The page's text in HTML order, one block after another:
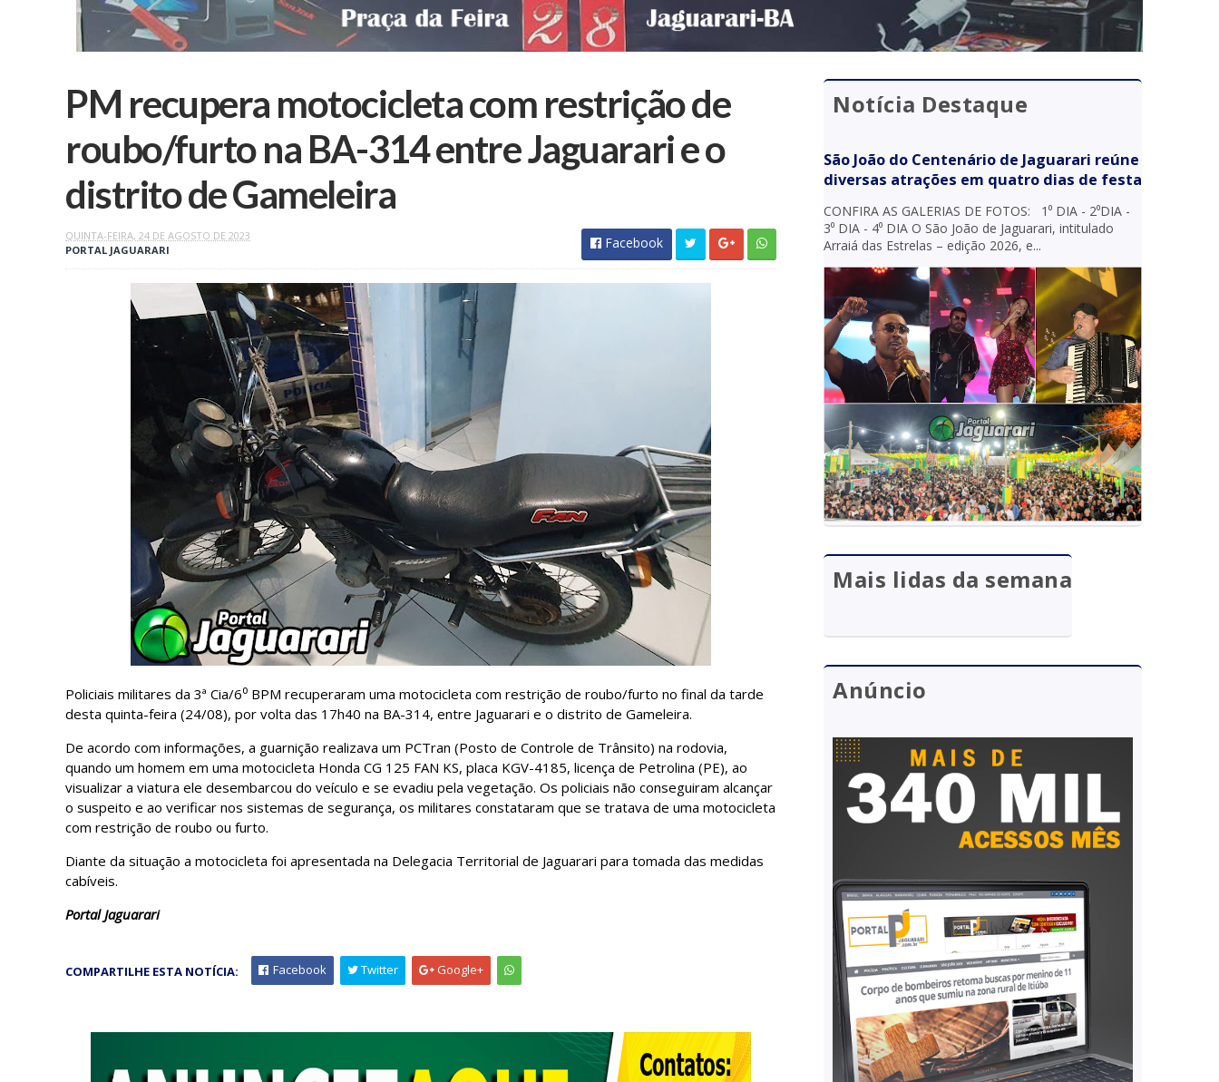
PM recupera motocicleta com restrição de
roubo/furto na BA-314 entre Jaguarari e o
distrito de Gameleira
QUINTA-FEIRA, 24 DE AGOSTO DE 2023
PORTAL JAGUARARI
Facebook
Policiais militares da 3ª Cia/6⁰ BPM recuperaram uma motocicleta com restrição de roubo/furto no final da tarde
desta quinta-feira (24/08), por volta das 17h40 na BA-314, entre Jaguarari e o distrito de Gameleira.
De acordo com informações, a guarnição realizava um PCTran (Posto de Controle de Trânsito) na rodovia,
quando um homem em uma motocicleta Honda CG 125 FAN KS, placa KGV-4185, licença de Petrolina (PE), ao
visualizar a viatura ele desembarcou do veículo e se evadiu pela vegetação. Os policiais não conseguiram alcançar
o suspeito e ao verificar nos sistemas de segurança, os militares constataram que se tratava de uma motocicleta
com restrição de roubo ou furto.
Diante da situação a motocicleta foi apresentada na Delegacia Territorial de Jaguarari para tomada das medidas
cabíveis.
Portal Jaguarari
COMPARTILHE ESTA NOTÍCIA: Facebook Twitter Google+
Notícia Destaque
São João do Centenário de Jaguarari reúne
diversas atrações em quatro dias de festa
CONFIRA AS GALERIAS DE FOTOS: 1⁰ DIA - 2⁰DIA -
3⁰ DIA - 4⁰ DIA O São João de Jaguarari, intitulado
Arraiá das Estrelas – edição 2026, e...
Mais lidas da semana
Anúncio